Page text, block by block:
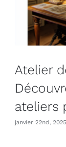
Atelier
ateliers
janvier 22nd, 2025